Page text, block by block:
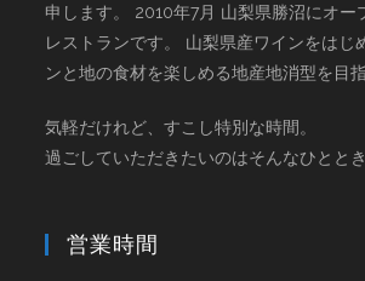
申します。 2010年7月 山梨県勝沼にオー
レストランです。 山梨県産ワインをはじ
ンと地の食材を楽しめる地産地消型を目指
気軽だけれど、すこし特別な時間。
過ごしていただきたいのはそんなひととき
営業時間